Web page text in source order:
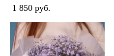
1 850 pуб.